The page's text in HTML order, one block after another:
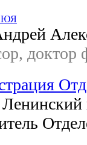
ЮЯ
доктор